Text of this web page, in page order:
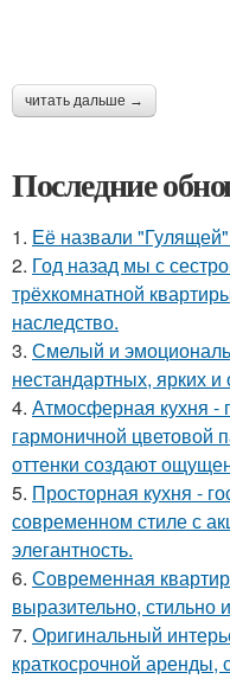
читать дальше →
Последние
1. Её назвали
2. Год назад мы с
трёхкомнатной
наследство.
3. Смелый и
нестандартных, ярких
4. Атмосферная кухня -
гармоничной цветовой
оттенки создают
5. Просторная кухня -
современном стиле с
элегантность.
6. Современная
выразительно, стильно
7. Оригинальный
краткосрочной аренды,